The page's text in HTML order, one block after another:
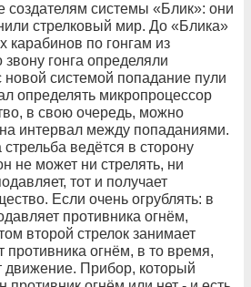
создателям системы «Блик»: они
стрелковый мир. До «Блика»
карабинов по гонгам из
гонга определяли
системой попадание пули
определять микропроцессор
в свою очередь, можно
интервал между попаданиями.
ведётся в сторону
не может ни стрелять, ни
тот и получает
Если очень огрублять: в
противника огнём,
второй стрелок занимает
противника огнём, в то время,
движение. Прибор, который